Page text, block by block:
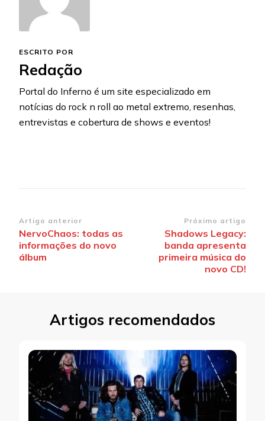
ESCRITO POR
Redação
Portal do Inferno é um site especializado em
notícias do rock n roll ao metal extremo, resenhas,
entrevistas e cobertura de shows e eventos!
Navegação
de
post
Artigo anterior
NervoChaos: todas as
informações do novo
álbum
Próximo artigo
Shadows Legacy:
banda apresenta
primeira música do
novo CD!
Artigos recomendados